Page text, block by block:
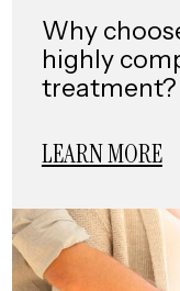
Why
highly
treatment?
LEARN MORE